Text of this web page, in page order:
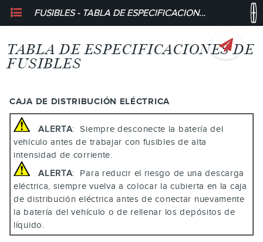
FUSIBLES - TABLA DE ESPECIFICACIONES DE FUSIBLES
TABLA DE ESPECIFICACIONES DE
FUSIBLES
CAJA DE DISTRIBUCIÓN ELÉCTRICA
ALERTA: Siempre desconecte la batería del
vehículo antes de trabajar con fusibles de alta
intensidad de corriente.
ALERTA: Para reducir el riesgo de una descarga
eléctrica, siempre vuelva a colocar la cubierta en la caja
de distribución eléctrica antes de conectar nuevamente
la batería del vehículo o de rellenar los depósitos de
líquido.